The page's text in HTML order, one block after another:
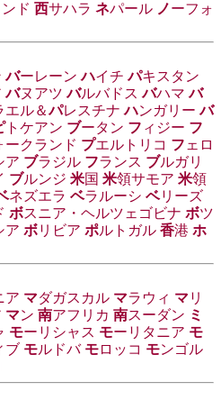
ド 西サハラ ネパール ノーフォ
バーレーン ハイチ パキスタン
バヌアツ バルバドス バハマ バ
エル＆パレスチナ ハンガリー バ
トケアン ブータン フ ィジー フ
ークランド プエルトリコ フ ェロ
ア ブラジル フランス ブルガリ
ブルンジ 米国 米領サモア 米領
ネズエラ ベラルーシ ベリーズ
ボスニア・ヘルツェゴビナ ボツ
ア ボリビア ポルトガル 香港 ホ
ア マダガスカル マラウィ マ リ
マン 南アフリカ 南スーダン ミ
モーリシャス モーリタニア モ
ブ モルドバ モロッコ モンゴル